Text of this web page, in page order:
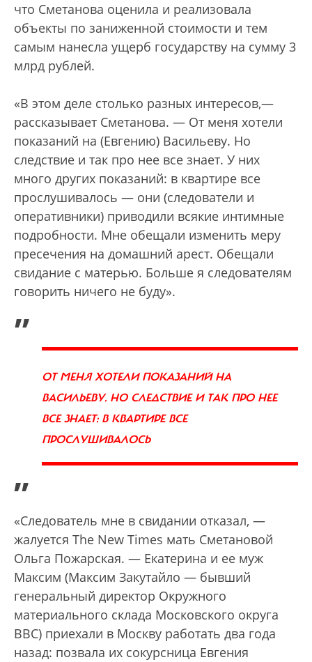
что Сметанова оценила и реализовала
объекты по заниженной стоимости и тем
самым нанесла ущерб государству на сумму 3
млрд рублей.
«В этом деле столько разных интересов,—
рассказывает Сметанова. — От меня хотели
показаний на (Евгению) Васильеву. Но
следствие и так про нее все знает. У них
много других показаний: в квартире все
прослушивалось — они (следователи и
оперативники) приводили всякие интимные
подробности. Мне обещали изменить меру
пресечения на домашний арест. Обещали
свидание с матерью. Больше я следователям
говорить ничего не буду».
„
ОТ МЕНЯ ХОТЕЛИ ПОКАЗАНИЙ НА
ВАСИЛЬЕВУ. НО СЛЕДСТВИЕ И ТАК ПРО НЕЕ
ВСЕ ЗНАЕТ: В КВАРТИРЕ ВСЕ
ПРОСЛУШИВАЛОСЬ
”
«Следователь мне в свидании отказал, —
жалуется The New Times мать Сметановой
Ольга Пожарская. — Екатерина и ее муж
Максим (Максим Закутайло — бывший
генеральный директор Окружного
материального склада Московского округа
ВВС) приехали в Москву работать два года
назад: позвала их сокурсница Евгения